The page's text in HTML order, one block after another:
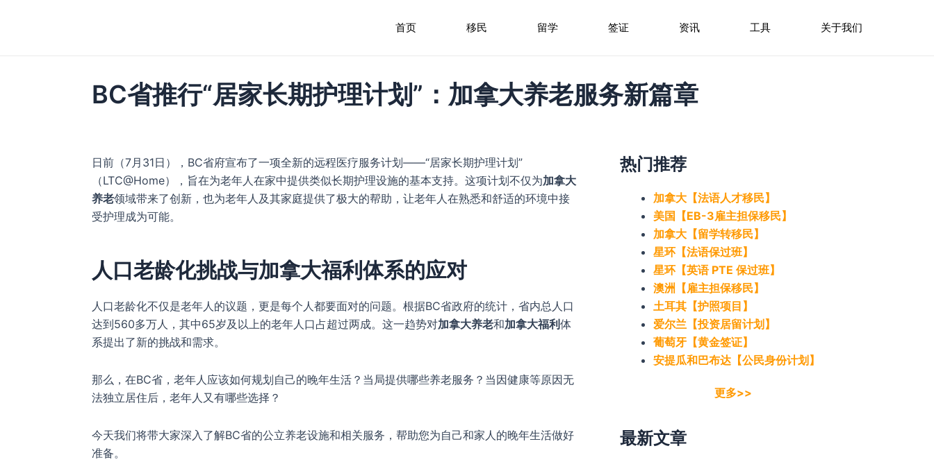
首页 移民 留学 签证 资讯 工具 关于我们
BC省推行“居家长期护理计划”：加拿大养老服务新篇章
日前（7月31日），BC省府宣布了一项全新的远程医疗服务计划——“居家长期护理计划”
（LTC@Home），旨在为老年人在家中提供类似长期护理设施的基本支持。这项计划不仅为加拿大
养老领域带来了创新，也为老年人及其家庭提供了极大的帮助，让老年人在熟悉和舒适的环境中接
受护理成为可能。
人口老龄化挑战与加拿大福利体系的应对
人口老龄化不仅是老年人的议题，更是每个人都要面对的问题。根据BC省政府的统计，省内总人口
达到560多万人，其中65岁及以上的老年人口占超过两成。这一趋势对加拿大养老和加拿大福利体
系提出了新的挑战和需求。
那么，在BC省，老年人应该如何规划自己的晚年生活？当局提供哪些养老服务？当因健康等原因无
法独立居住后，老年人又有哪些选择？
今天我们将带大家深入了解BC省的公立养老设施和相关服务，帮助您为自己和家人的晚年生活做好
准备。
热门推荐
加拿大【法语人才移民】
美国【EB-3雇主担保移民】
加拿大【留学转移民】
星环【法语保过班】
星环【英语 PTE 保过班】
澳洲【雇主担保移民】
土耳其【护照项目】
爱尔兰【投资居留计划】
葡萄牙【黄金签证】
安提瓜和巴布达【公民身份计划】
更多>>
最新文章